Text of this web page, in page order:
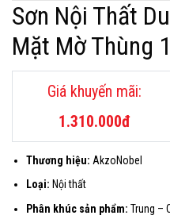
Sơn Nội Thất
Mặt Mờ Thùng
2.707.000đ.1.310.000đ
1.310.000đ.
Thương hiệu: AkzoNobel
Loại: Nội thất
Phân khúc sản phẩm: Trung –